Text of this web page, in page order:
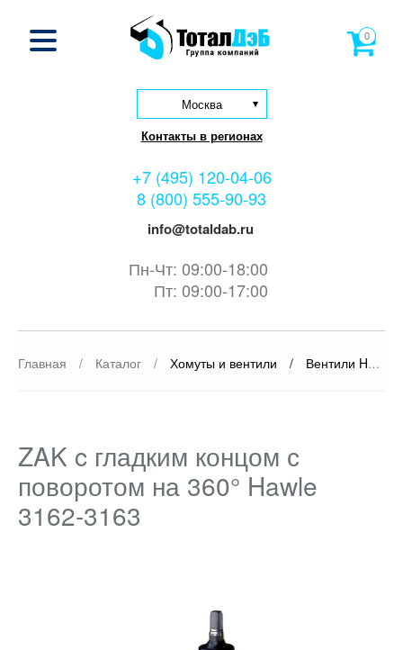
Москва
Контакты в регионах
+7 (495) 120-04-06
8 (800) 555-90-93
info@totaldab.ru
Пн-Чт: 09:00-18:00
Пт: 09:00-17:00
0
Главная / Каталог / Хомуты и вентили / Вентили Hawle
ZAK c гладким концом с
поворотом на 360° Hawle
3162-3163